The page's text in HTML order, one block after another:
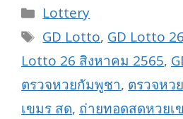
Categories
Lottery
Tags
GD Lotto, GD Lotto
Lotto 26 สิงหาคม 2565,
ตรวจหวยกัมพูชา, ตรวจหว
เขมร สด, ถ่ายทอดสดหวยเ